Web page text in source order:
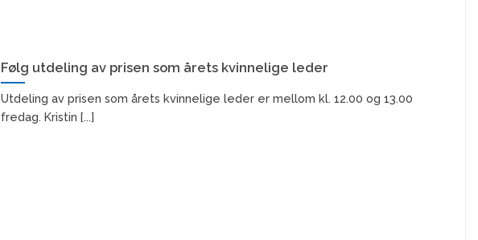
Følg utdeling av prisen som årets kvinnelige leder
Utdeling av prisen som årets kvinnelige leder er mellom kl. 12.00 og 13.00
fredag. Kristin [...]